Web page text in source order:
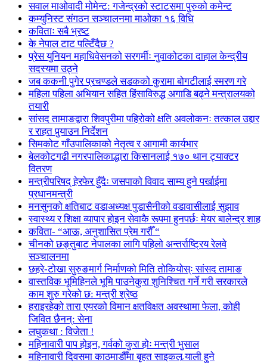
सवाल माओवादी मोमेन्ट: गजेन्द्रको स्टाटसमा पुरुको कमेन्ट
कम्युनिस्ट संगठन सञ्चालनमा माओका १६ विधि
कविताः सबै भ्रष्ट
के नेपाल टाट पल्टिँदैछ ?
प्रेस युनियन महाधिवेसनको सरगर्मीः नुवाकोटका दाहाल केन्द्रीय
सदस्यमा उठ्ने
जब ककनी पुगेर प्रचण्डले सडकको कुरामा बोगटीलाई स्मरण गरे
महिला पहिला अभियान सहित हिंसाविरुद्ध अगाडि बढ्ने मन्त्रालयको
तयारी
सांसद तामाङद्वारा शिवपुरीमा पहिरोको क्षति अवलोकनः तत्काल उद्दार
र राहत पुर्‍याउन निर्देशन
सिमकोट गाँउपालिकाको नेतृत्व र आगामी कार्यभार
बेलकोटगढी नगरपालिकाद्धारा किसानलाई १७० थान ट्याक्टर
वितरण
मन्त्रीपरिषद् हेरफेर हुँदैः जसपाको विवाद साम्य हुने पर्खाईमा
प्रधानमन्त्री
मनसुनको क्षतिबाट वडाअध्यक्ष पुडासैनीको वडावासीलाई सुझाव
स्वास्थ्य र शिक्षा व्यापार होइन सेवाकै रूपमा हुनपर्छः मेयर बालेन्द्र शाह
कविता- “आऊ, अनुशासित प्रेम गरौँ “
चीनको छङ्तुबाट नेपालका लागि पहिलो अन्तर्राष्ट्रिय रेलवे
सञ्चालनमा
छहरे-टोखा सुरुङमार्ग निर्माणको मिति तोकियोस्ः सांसद तामाङ
वास्तविक भूमिहिनले भूमि पाउनेकुरा शुनिश्चित गर्ने गरी सरकारले
काम शुरु गरेको छ: मन्त्री श्रेष्ठ
हराइरहेको तारा एयरको विमान क्षतविक्षत अवस्थामा फेला, कोही
जिवित छैनन्: सेना
लघुकथा : विजेता !
महिनावारी पाप होइन, गर्वको कुरा होः मन्त्री भुसाल
महिनावारी दिवसमा काठमाडौँमा बृहत साइकल र्‍याली हुने